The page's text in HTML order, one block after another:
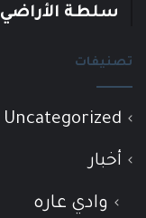
سلطة الأراضي
تصنيفات
Uncategorized
أخبار
وادي عاره